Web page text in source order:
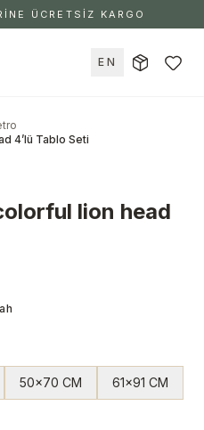
ÜCRETSİZ KARGO
EN
4’lü Tablo Seti
lion head
50x70 CM 61x91 CM